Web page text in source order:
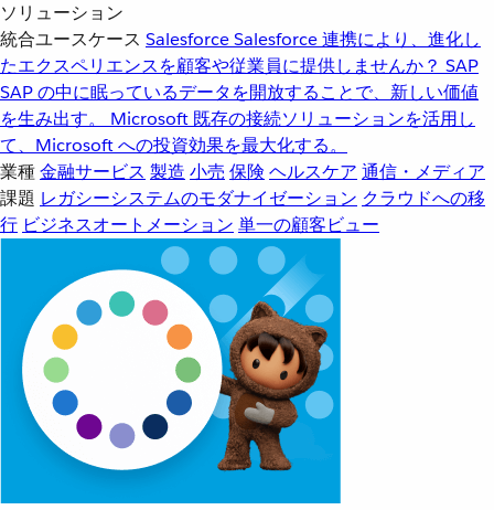
ソリューション
統合ユースケース SalesforceSalesforce 連携により、進化し
たエクスペリエンスを顧客や従業員に提供しませんか？ SAP
SAP の中に眠っているデータを開放することで、新しい価値
を生み出す。
Microsoft 既存の接続ソリューションを活用し
て、Microsoft への投資効果を最大化する。
業種金融サービス 製造 小売 保険 ヘルスケア 通信・メディア
課題 レガシーシステムのモダナイゼーション クラウドへの移
行 ビジネスオートメーション 単一の顧客ビュー